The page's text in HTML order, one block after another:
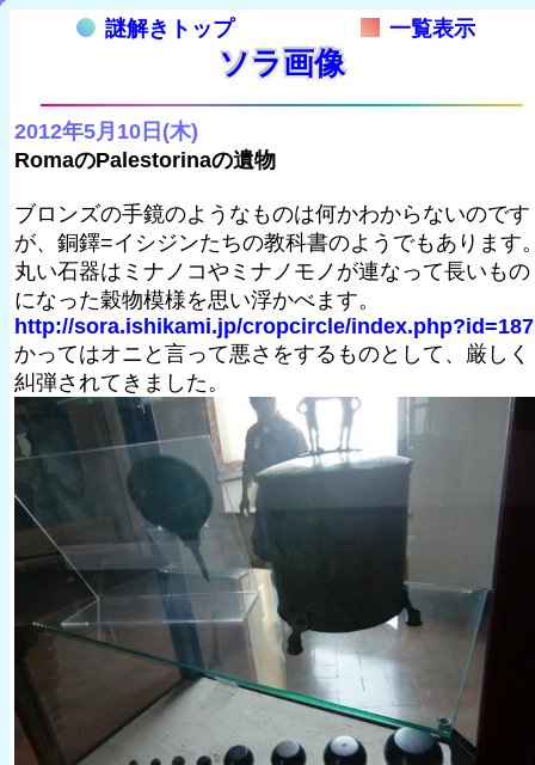
謎解きトップ 一覧表示
ソラ画像
2012年5月10日(木)
RomaのPalestorinaの遺物
ブロンズの手鏡のようなものは何かわからないのです
が、銅鐸=イシジンたちの教科書のようでもあります
丸い石器はミナノコやミナノモノが連なって長いもの
になった穀物模様を思い浮かべます。
http://sora.ishikami.jp/cropcircle/index.php?id=187
かってはオニと言って悪さをするものとして、厳しく
糾弾されてきました。